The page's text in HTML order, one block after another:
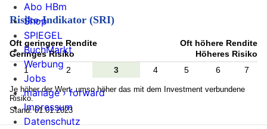
Risiko-Indikator (SRI)
Oft geringere Rendite
Geringes Risiko
Oft höhere Rendite
Höheres Risiko
1
2 3 4 5 6 7
Je höher der Wert, umso höher das mit dem Investment verbundene
Risiko.
Stand: 01.01.2023
Abo HBm
Shop
SPIEGEL
BuchMarkt
Werbung
Jobs
manage › forward
Impressum
Datenschutz